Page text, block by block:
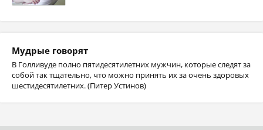
Мудрые говорят
В Голливуде полно пятидесятилетних мужчин, которые следят за
собой так тщательно, что можно принять их за очень здоровых
шестидесятилетних. (Питер Устинов)